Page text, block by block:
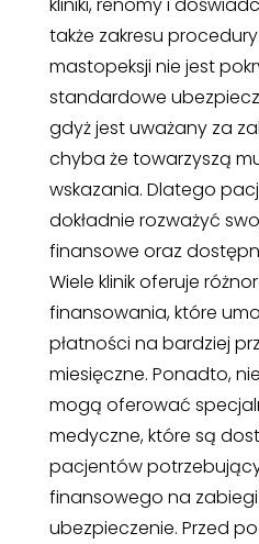
także zakresu
mastopeksji nie jest
standardowe
gdyż jest uważany za
chyba że towarzyszą
wskazania. Dlatego
dokładnie rozważyć
finansowe oraz
Wiele klinik oferuje
finansowania, które
płatności na bardziej
miesięczne. Ponadto,
mogą oferować
medyczne, które są
pacjentów
finansowego na
ubezpieczenie. Przed